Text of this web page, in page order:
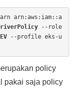
arn:aws:iam::a
--role
--profile eks-u
policy
pakai saja policy